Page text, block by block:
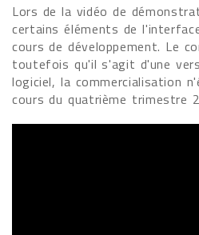
Lors de la vidéo de
certains éléments de
cours de développement. Le
toutefois qu'il s'agit d'une
logiciel, la commercialisation
cours du quatrième trimestre